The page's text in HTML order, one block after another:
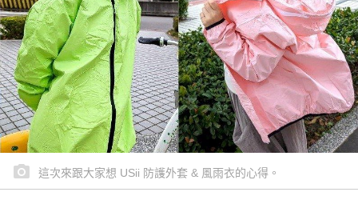
這次來跟大家想 USii 防護外套 & 風雨衣的心得。